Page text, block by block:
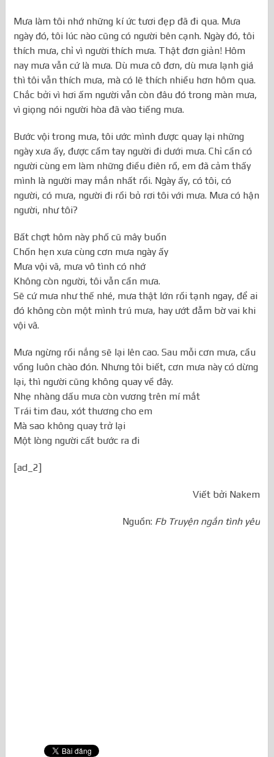
Mưa làm tôi nhớ những kí ức tươi đẹp đã đi qua. Mưa
ngày đó, tôi lúc nào cũng có người bên cạnh. Ngày đó, tôi
thích mưa, chỉ vì người thích mưa. Thật đơn giản! Hôm
nay mưa vẫn cứ là mưa. Dù mưa cô đơn, dù mưa lạnh giá
thì tôi vẫn thích mưa, mà có lẽ thích nhiều hơn hôm qua.
Chắc bởi vì hơi ấm người vẫn còn đâu đó trong màn mưa,
vì giọng nói người hòa đã vào tiếng mưa.
Bước vội trong mưa, tôi ước mình được quay lại những
ngày xưa ấy, được cầm tay người đi dưới mưa. Chỉ cần có
người cùng em làm những điều điên rồ, em đã cảm thấy
mình là người may mắn nhất rồi. Ngày ấy, có tôi, có
người, có mưa, người đi rồi bỏ rơi tôi với mưa. Mưa có hận
người, như tôi?
Bất chợt hôm này phố cũ mây buồn
Chốn hẹn xưa cùng cơn mưa ngày ấy
Mưa vội vã, mưa vô tình có nhớ
Không còn người, tôi vẫn cần mưa.
Sẽ cứ mưa như thế nhé, mưa thật lớn rồi tạnh ngay, để ai
đó không còn một mình trú mưa, hay ướt đẫm bờ vai khi
vội vã.
Mưa ngừng rồi nắng sẽ lại lên cao. Sau mỗi cơn mưa, cầu
vồng luôn chào đón. Nhưng tôi biết, cơn mưa này có dừng
lại, thì người cũng không quay về đây.
Nhẹ nhàng dấu mưa còn vương trên mí mắt
Trái tim đau, xót thương cho em
Mà sao không quay trở lại
Một lòng người cất bước ra đi
[ad_2]
Viết bởi Nakem
Nguồn: Fb Truyện ngắn tình yêu